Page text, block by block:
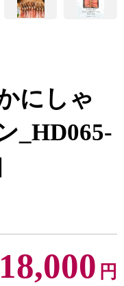
にしゃ
_HD065-
18,000 円